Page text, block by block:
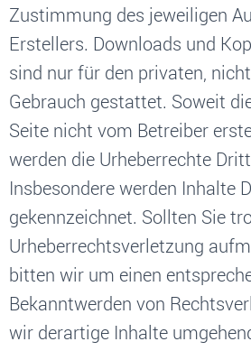
Zustimmung des jeweiligen
Erstellers. Downloads und
sind nur für den privaten,
Gebrauch gestattet. Soweit
Seite nicht vom Betreiber
werden die Urheberrechte
Insbesondere werden Inhalte
gekennzeichnet. Sollten Sie
Urheberrechtsverletzung
bitten wir um einen
Bekanntwerden von
wir derartige Inhalte